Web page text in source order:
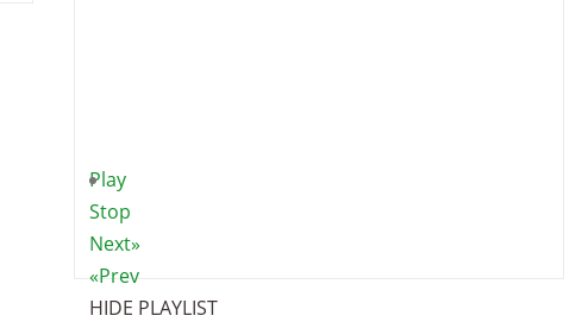
Play
Stop
Next»
«Prev
HIDE PLAYLIST